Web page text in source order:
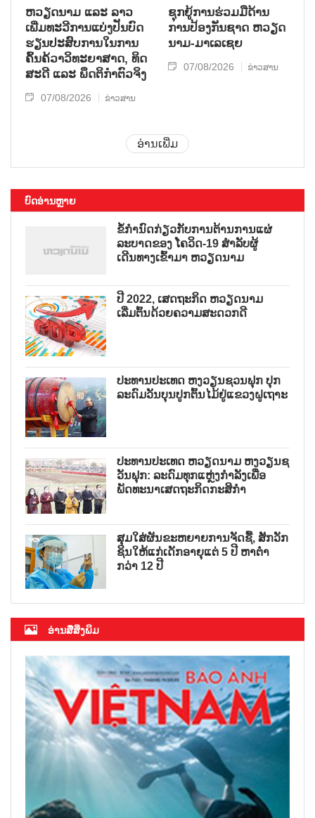
ຫວຽດ​ນາມ ແລະ ລາວ​
ເພີ່ມ​ທະ​ວີ​ການ​ແບ່​ງ​ປັນ​ບົດ​
ຮຽນ​ປະ​ສົບ​ການ​ໃນ​ການ​
ຄົ້ນ​ຄ້​ວາ​ວິ​ທະ​ຍາ​ສາດ, ທິດ​
ສະ​ດີ ແລະ ພຶດ​ຕິ​ກຳຕົວ​ຈິງ
07/08/2026 ຂ່າວສານ
ຊຸກ​ຍູ້​ການ​ຮ່ວມ​ມື​ດ້ານ​
ການ​ປ້ອງ​ກັນ​ຊາດ ຫວຽດ​
ນາມ-ມາ​ເລ​ເຊຍ
07/08/2026 ຂ່າວສານ
ອ່ານເພີ່ມ
ບົດອ່ານຫຼາຍ
ຂໍ້ກຳນົດກ່ຽວກັບການຕ້ານການແຜ່
ລະບາດຂອງ ໂຄວິດ-19 ສຳລັບຜູ້
ເດີນທາງເຂົ້າມາ ຫວຽດນາມ
ປີ 2022, ເສດຖະກິດ ຫວຽດນາມ
ເລີ່ມຕົ້ນດ້ວຍຄວາມສະດວກດີ
ປະທານປະເທດ ຫງວຽນຊວນຟຸກ ປຸກ
ລະດົມວັນບຸນປູກຕົ້ນໄມ້ຢູ່ແຂວງຝູເຖາະ
ປະທານປະເທດ ຫວຽດນາມ ຫງວຽນຊ
ວັນຟຸກ: ລະດົມທຸກແຫຼ່ງກຳລັງເພື່ອ
ພັດທະນາເສດຖະກິດກະສິກຳ
ສຸມໃສ່ຜັນຂະຫຍາຍການຈັດຊື້, ສັກວັກ
ຊິນໃຫ້ແກ່ເດັກອາຍຸແຕ່ 5 ປີ ຫາຕ່ຳ
ກວ່າ 12 ປີ
ອ່ານສື່ສິ່ງພິມ